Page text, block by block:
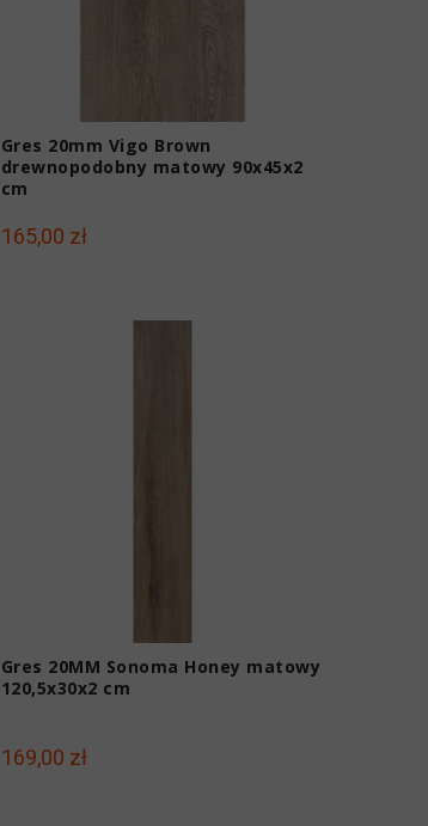
Gres 20mm Vigo Brown
drewnopodobny matowy 90x45x2
cm
165,00 zł
Gres 20MM Sonoma Honey matowy
120,5x30x2 cm
169,00 zł